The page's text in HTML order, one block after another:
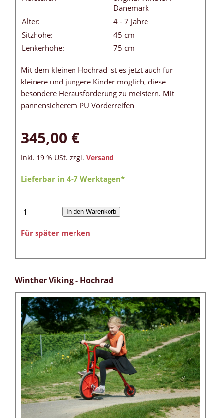
Dänemark
Alter:
4 - 7 Jahre
Sitzhöhe:
45 cm
Lenkerhöhe:
75 cm
Mit dem kleinen Hochrad ist es jetzt auch für
kleinere und jüngere Kinder möglich, diese
besondere Herausforderung zu meistern. Mit
pannensicherem PU Vorderreifen
345,00 €
Inkl. 19 % USt. zzgl. Versand
Lieferbar in 4-7 Werktagen*
In den Warenkorb
Für später merken
Winther Viking - Hochrad